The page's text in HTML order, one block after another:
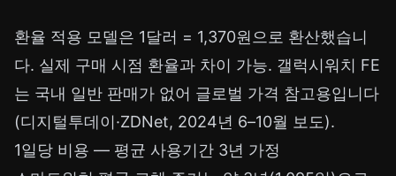
환율 적용 모델은 1달러 = 1,370원으로 환산했습니
다. 실제 구매 시점 환율과 차이 가능. 갤럭시워치 FE
는 국내 일반 판매가 없어 글로벌 가격 참고용입니다
(디지털투데이·ZDNet, 2024년 6–10월 보도).
1일당 비용 — 평균 사용기간 3년 가정